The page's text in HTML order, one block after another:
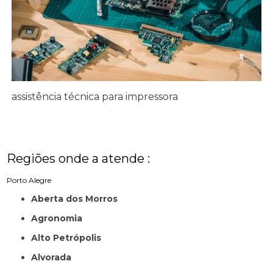
assistência técnica para impressora
Regiões onde a atende :
Porto Alegre
Aberta dos Morros
Agronomia
Alto Petrópolis
Alvorada